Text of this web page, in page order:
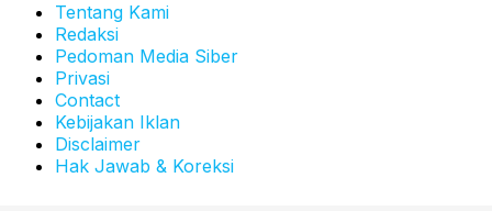
Tentang Kami
Redaksi
Pedoman Media Siber
Privasi
Contact
Kebijakan Iklan
Disclaimer
Hak Jawab & Koreksi